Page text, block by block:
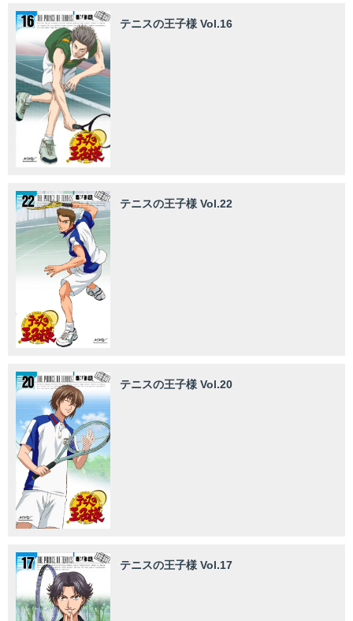
テニスの王子様 Vol.16
テニスの王子様 Vol.22
テニスの王子様 Vol.20
テニスの王子様 Vol.17